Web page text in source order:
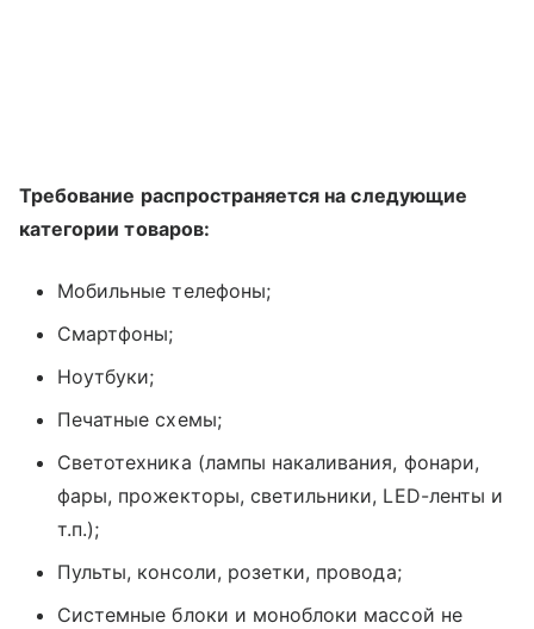
Требование распространяется на следующие
категории товаров:
Мобильные телефоны;
Смартфоны;
Ноутбуки;
Печатные схемы;
Светотехника (лампы накаливания, фонари,
фары, прожекторы, светильники, LED-ленты и
т.п.);
Пульты, консоли, розетки, провода;
Системные блоки и моноблоки массой не